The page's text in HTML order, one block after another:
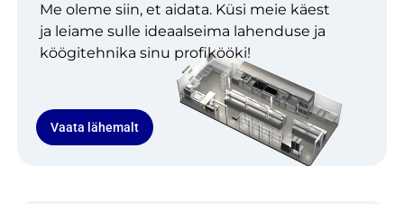
Me oleme siin, et aidata. Küsi meie käest
ja leiame sulle ideaalseima lahenduse ja
köögitehnika sinu profikööki!
Vaata lähemalt